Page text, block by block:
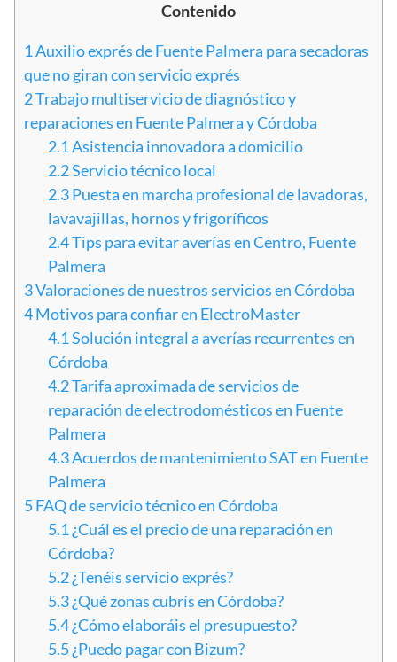
Contenido
1Auxilio exprés de Fuente Palmera para secadoras
que no giran con servicio exprés
2Trabajo multiservicio de diagnóstico y
reparaciones en Fuente Palmera y Córdoba
2.1Asistencia innovadora a domicilio
2.2Servicio técnico local
2.3Puesta en marcha profesional de lavadoras,
lavavajillas, hornos y frigoríficos
2.4Tips para evitar averías en Centro, Fuente
Palmera
3Valoraciones de nuestros servicios en Córdoba
4Motivos para confiar en ElectroMaster
4.1Solución integral a averías recurrentes en
Córdoba
4.2Tarifa aproximada de servicios de
reparación de electrodomésticos en Fuente
Palmera
4.3Acuerdos de mantenimiento SAT en Fuente
Palmera
5FAQ de servicio técnico en Córdoba
5.1 ¿Cuál es el precio de una reparación en
Córdoba?
5.2¿Tenéis servicio exprés?
5.3¿Qué zonas cubrís en Córdoba?
5.4¿Cómo elaboráis el presupuesto?
5.5¿Puedo pagar con Bizum?